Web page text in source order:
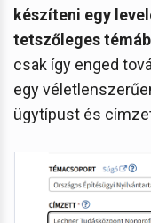
készíteni egy
tetszőleges
csak így enged
egy
ügytípust és